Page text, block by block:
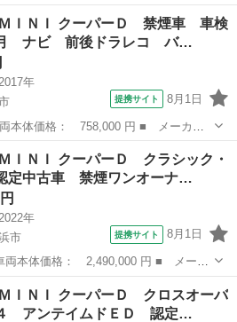
ＩＮＩ ■ グレード名： ワン ク
レスエントリー ＡＴ ＡＢＳ Ｃ
ＩＮＩ クーパーＤ 禁煙車 車検
月 ナビ 前後ドラレコ バ…
年
提携サイト 8月1日
ＩＮＩ ■ グレード名： クーパー
ナビ 前後ドラレコ バックカメラ
ＩＮＩ クーパーＤ クラシック・
定中古車 禁煙ワンオーナ…
2022年
市
提携サイト 8月1日
ＭＩＮＩ ■ グレード名： クーパ
中古車 禁煙ワンオーナー整備記録
ＩＮＩ クーパーＤ クロスオーバ
アンテイムドＥＤ 認定…